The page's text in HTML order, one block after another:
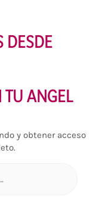
DESDE
ANGEL
y obtener acceso